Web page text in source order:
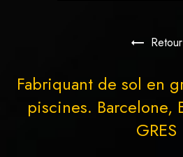
Retour
Fabriquant de sol en
piscines. Barcelone,
GRES